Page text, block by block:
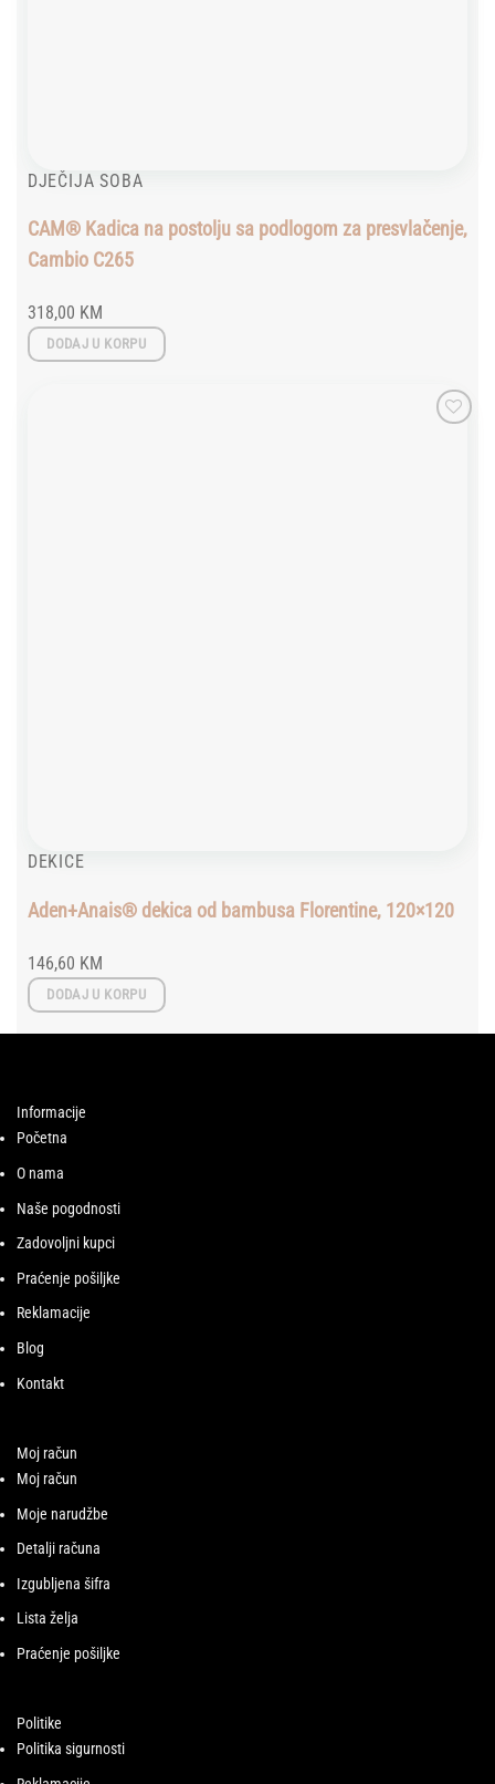
DJEČIJA SOBA
CAM® Kadica na postolju sa podlogom za presvlačenje,
Cambio C265
318,00 KM
DODAJ U KORPU
DEKICE
Aden+Anais® dekica od bambusa Florentine, 120×120
146,60 KM
DODAJ U KORPU
Informacije
Početna
O nama
Naše pogodnosti
Zadovoljni kupci
Praćenje pošiljke
Reklamacije
Blog
Kontakt
Moj račun
Moj račun
Moje narudžbe
Detalji računa
Izgubljena šifra
Lista želja
Praćenje pošiljke
Politike
Politika sigurnosti